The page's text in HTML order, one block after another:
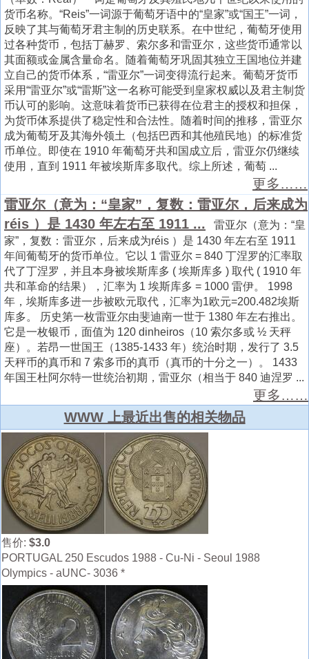
货币名称。“Reis”一词源于葡萄牙语中的“皇家”或“国王”一词，
反映了其与葡萄牙君主制的历史联系。在中世纪，葡萄牙使用
过各种货币，包括丁赫罗、索尔多和雷亚尔，这些货币通常以
其面额或金属含量命名。随着葡萄牙巩固其独立王国地位并建
立自己的货币体系，“雷亚尔”一词变得流行起来。葡萄牙货币
采用“雷亚尔”或“雷斯”这一名称可能受到皇家权威以及君主制货
币认可的影响。这意味着货币已获得在位君主的授权和担保，
为货币体系提供了稳定性和合法性。随着时间的推移，雷亚尔
成为葡萄牙及其海外领土（包括巴西和其他殖民地）的标准货
币单位。即使在 1910 年葡萄牙共和国成立后，雷亚尔仍继续
使用，直到 1911 年被埃斯库多取代。综上所述，葡萄 ...
更多……
雷亚尔（意为：“皇家”，复数：雷亚尔，后来成为
réis ）是 1430 年左右至 1911 ... 雷亚尔（意为：“皇
家”，复数：雷亚尔，后来成为réis ）是 1430 年左右至 1911
年间葡萄牙的货币单位。它以 1 雷亚尔 = 840 丁涅罗的汇率取
代了丁涅罗，并且本身被埃斯库多 ( 埃斯库多 ) 取代 ( 1910 年
共和革命的结果），汇率为 1 埃斯库多 = 1000 雷伊。 1998
年，埃斯库多进一步被欧元取代，汇率为1欧元=200.482埃斯
库多。 历史第一枚雷亚尔由斐迪南一世于 1380 年左右推出。
它是一枚银币，面值为 120 dinheiros（10 索尔多或 ½ 天秤
座）。若昂一世国王（1385-1433 年）统治时期，发行了 3.5
天秤币的真币和 7 索多币的真币（真币的十分之一）。 1433
年国王杜阿尔特一世统治初期，雷亚尔（相当于 840 迪涅罗 ...
更多……
WWW 上最近出售的相关物品
售价: $3.0
PORTUGAL 250 Escudos 1988 - Cu-Ni - Seoul 1988
Olympics - aUNC- 3036 *